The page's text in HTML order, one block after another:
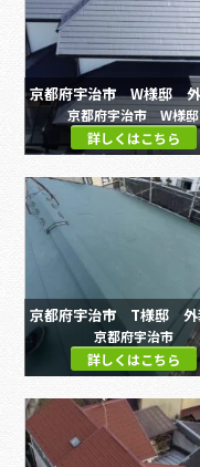
京都府宇治市 W様邸
詳しくはこちら
京都府宇治市
詳しくはこちら